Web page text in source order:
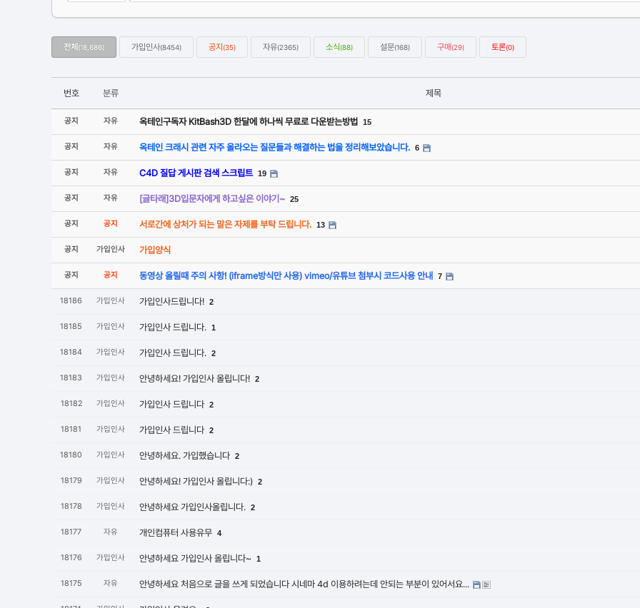
전체 (18,686) 가입인사(8454) 공지 (35) 자유(2365) 소식(88) 설문(168) 구매(29) 토론(0)
번호 분류 제목
공지 자유 옥테인구독자 KitBash3D 한달에 하나씩 무료로 다운받는방법 15
공지 자유 옥테인 크래시 관련 자주 올라오는 질문들과 해결하는 법을 정리해보았습니다. 6
공지 자유 C4D 질답 게시판 검색 스크립트 19
공지 자유 [글타래]3D입문자에게 하고싶은 이야기~ 25
공지 공지 서로간에 상처가 되는 말은 자제를 부탁 드립니다. 13
공지 가입인사 가입양식
공지 공지 동영상 올릴때 주의 사항! (iframe방식만 사용) vimeo/유튜브 첨부시 코드사용 안내 7
18186 가입인사 가입인사드립니다! 2
18185 가입인사 가입인사 드립니다. 1
18184 가입인사 가입인사 드립니다. 2
18183 가입인사 안녕하세요! 가입인사 올립니다! 2
18182 가입인사 가입인사 드립니다 2
18181 가입인사 가입인사 드립니다 2
18180 가입인사 안녕하세요. 가입했습니다 2
18179 가입인사 안녕하세요! 가입인사 올립니다:) 2
18178 가입인사 안녕하세요 가입인사올립니다. 2
18177 자유 개인컴퓨터 사용유무 4
18176 가입인사 안녕하세요 가입인사 올립니다~ 1
18175 자유 안녕하세요 처음으로 글을 쓰게 되었습니다 시네마 4d 이용하려는데 안되는 부분이 있어서요...